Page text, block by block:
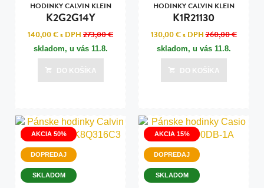
HODINKY CALVIN KLEIN
K2G2G14Y
140,00 €s DPH 273,00 €
skladom, u vás 11.8.
DO KOŠÍKA
HODINKY CALVIN KLEIN
K1R21130
130,00 €s DPH260,00 €
skladom, u vás 11.8.
DO KOŠÍKA
AKCIA 50%
DOPREDAJ
SKLADOM
AKCIA 15%
DOPREDAJ
SKLADOM